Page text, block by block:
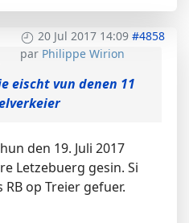
20 Jul 2017 14:09 #4858
par Philippe Wirion
eischt vun denen 11
den 19. Juli 2017
Letzebuerg gesin. Si
RB op Treier gefuer.